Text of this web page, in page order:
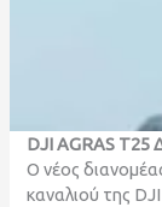
DJI AGRAS T25
Ο νέος
καναλιού της